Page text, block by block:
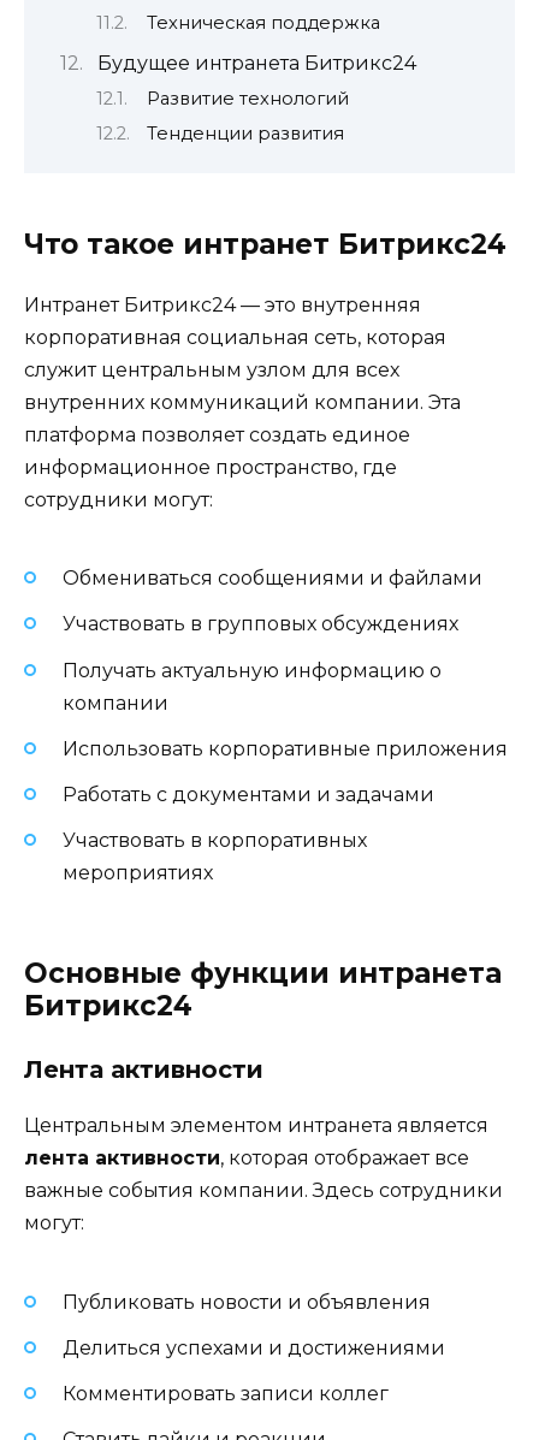
Техническая поддержка
Будущее интранета Битрикс24
Развитие технологий
Тенденции развития
Что такое интранет Битрикс24
Интранет Битрикс24 — это внутренняя
корпоративная социальная сеть, которая
служит центральным узлом для всех
внутренних коммуникаций компании. Эта
платформа позволяет создать единое
информационное пространство, где
сотрудники могут:
Обмениваться сообщениями и файлами
Участвовать в групповых обсуждениях
Получать актуальную информацию о
компании
Использовать корпоративные приложения
Работать с документами и задачами
Участвовать в корпоративных
мероприятиях
Основные функции интранета
Битрикс24
Лента активности
Центральным элементом интранета является
лента активности, которая отображает все
важные события компании. Здесь сотрудники
могут:
Публиковать новости и объявления
Делиться успехами и достижениями
Комментировать записи коллег